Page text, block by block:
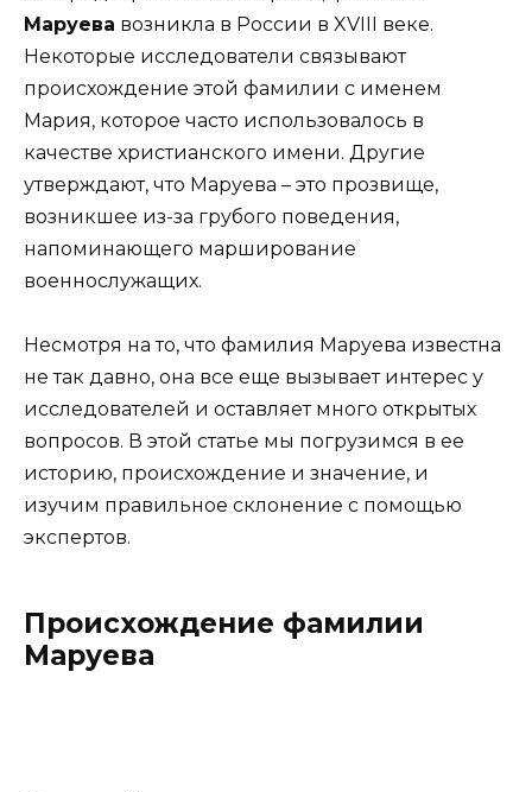
Маруева возникла в России в XVIII веке.
Некоторые исследователи связывают
происхождение этой фамилии с именем
Мария, которое часто использовалось в
качестве христианского имени. Другие
утверждают, что Маруева – это прозвище,
возникшее из-за грубого поведения,
напоминающего марширование
военнослужащих.
Несмотря на то, что фамилия Маруева известна
не так давно, она все еще вызывает интерес у
исследователей и оставляет много открытых
вопросов. В этой статье мы погрузимся в ее
историю, происхождение и значение, и
изучим правильное склонение с помощью
экспертов.
Происхождение фамилии
Маруева